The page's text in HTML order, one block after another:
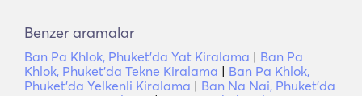
Benzer aramalar
Ban Pa Khlok, Phuket'da Yat Kiralama | Ban Pa
Khlok, Phuket'da Tekne Kiralama | Ban Pa Khlok,
Phuket'da Yelkenli Kiralama | Ban Na Nai, Phuket'da